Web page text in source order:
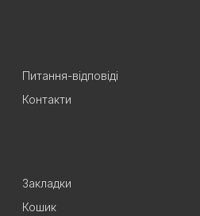
Питання-відповіді
Контакти
Закладки
Кошик